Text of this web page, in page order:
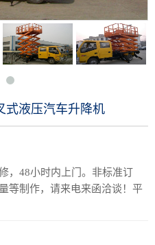
式液压汽车升降机
，48小时内上门。非标准订
等制作，请来电来函洽谈！平